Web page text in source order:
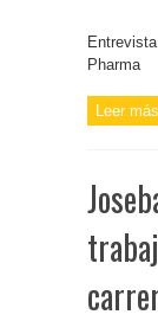
Pharma
Leer